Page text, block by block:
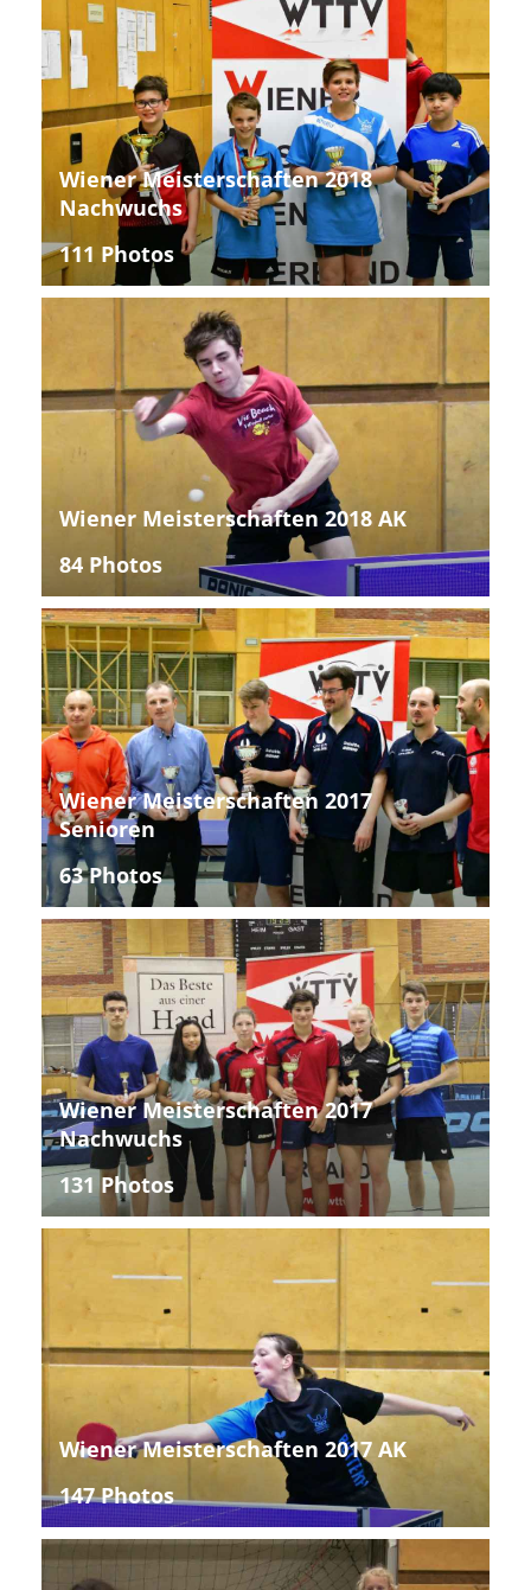
Wiener Meisterschaften 2018
Nachwuchs
111 Photos
Wiener Meisterschaften 2018 AK
84 Photos
Wiener Meisterschaften 2017
Senioren
63 Photos
Wiener Meisterschaften 2017
Nachwuchs
131 Photos
Wiener Meisterschaften 2017 AK
147 Photos